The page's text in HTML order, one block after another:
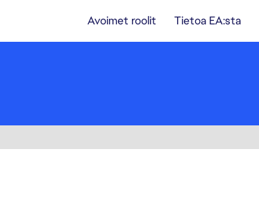
Avoimet roolit Tietoa EA:sta